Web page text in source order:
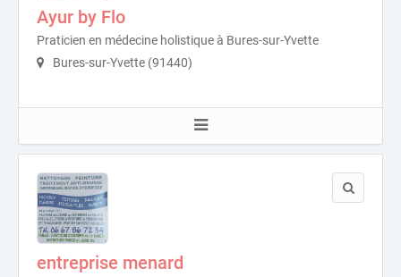
Ayur by Flo
Praticien en médecine holistique à Bures-sur-Yvette
Bures-sur-Yvette (91440)
entreprise menard